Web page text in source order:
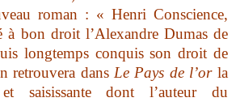
roman : « Henri Conscience,
à bon droit l’Alexandre Dumas de
longtemps conquis son droit de
retrouvera dans Le Pays de l’orla
saisissante dont l’auteur du